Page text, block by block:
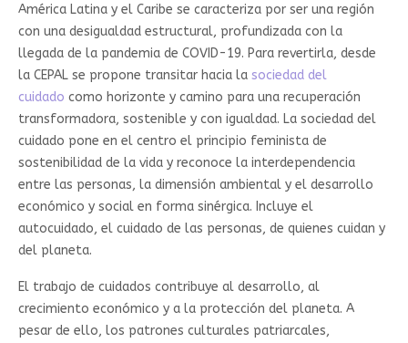
América Latina y el Caribe se caracteriza por ser una región
con una desigualdad estructural, profundizada con la
llegada de la pandemia de COVID-19. Para revertirla, desde
la CEPAL se propone transitar hacia la sociedad del
cuidado como horizonte y camino para una recuperación
transformadora, sostenible y con igualdad. La sociedad del
cuidado pone en el centro el principio feminista de
sostenibilidad de la vida y reconoce la interdependencia
entre las personas, la dimensión ambiental y el desarrollo
económico y social en forma sinérgica. Incluye el
autocuidado, el cuidado de las personas, de quienes cuidan y
del planeta.
El trabajo de cuidados contribuye al desarrollo, al
crecimiento económico y a la protección del planeta. A
pesar de ello, los patrones culturales patriarcales,